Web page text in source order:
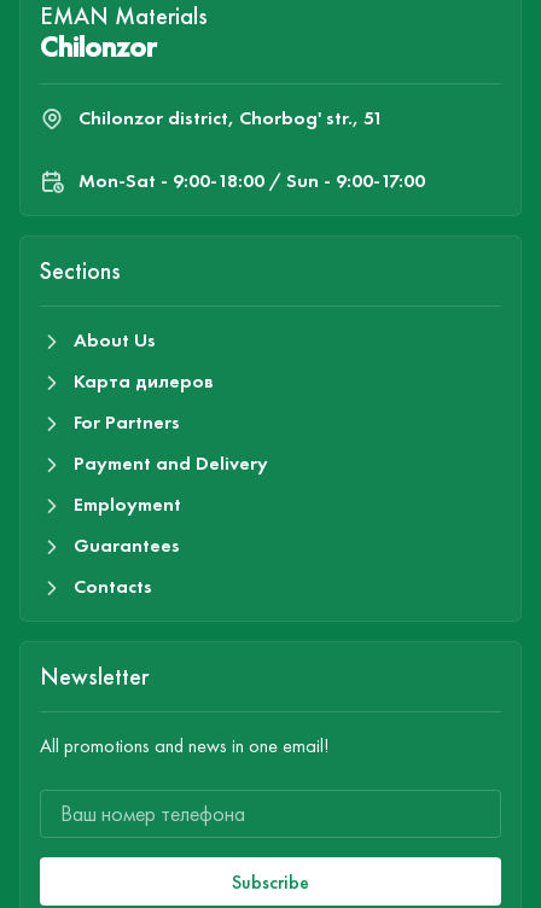
EMAN Materials
Chilonzor
Chilonzor district, Chorbog' str., 51
Mon-Sat - 9:00-18:00 / Sun - 9:00-17:00
Sections
About Us
Карта дилеров
For Partners
Payment and Delivery
Employment
Guarantees
Contacts
Newsletter
All promotions and news in one email!
Subscribe